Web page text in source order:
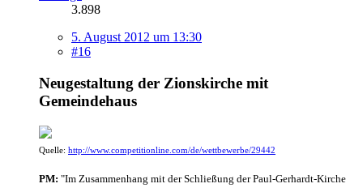
3.898
5. August 2012 um 13:30
#16
Neugestaltung der Zionskirche mit
Gemeindehaus
Quelle: http://www.competitionline.com/de/wettbewerbe/29442
PM: "Im Zusammenhang mit der Schließung der Paul-Gerhardt-Kirche